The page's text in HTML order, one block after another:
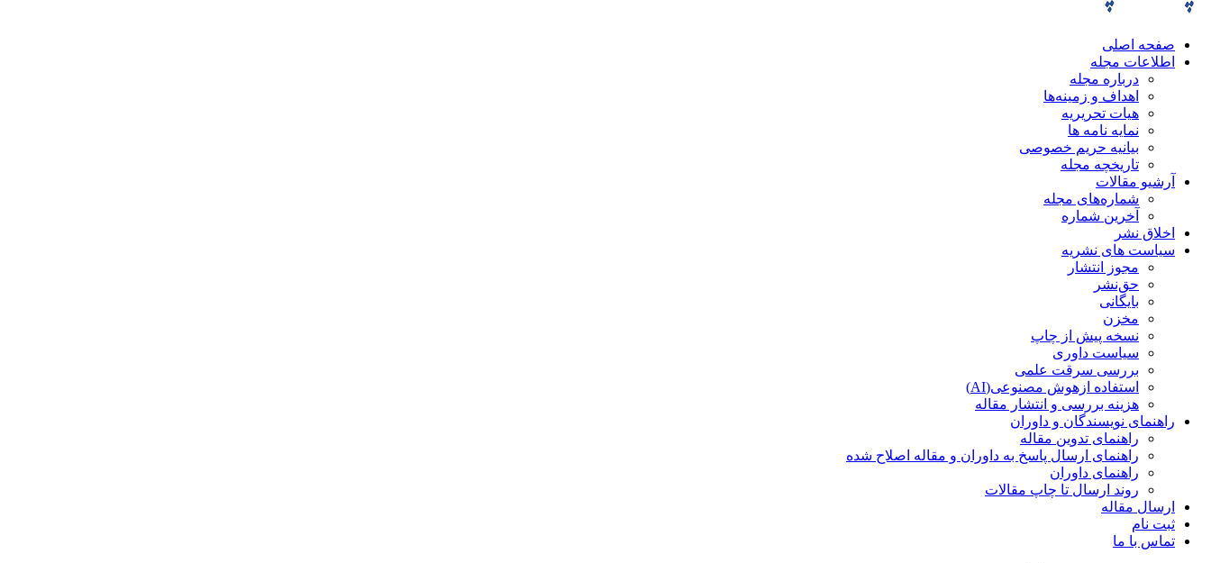
صفحه اصلی
اطلاعات مجله
درباره مجله
اهداف و زمینه‌ها
هیات تحریریه
نمایه نامه ها
بیانیه حریم خصوصی
تاریخچه مجله
آرشیو مقالات
شماره‌های مجله
آخرین شماره
اخلاق نشر
سیاست های نشریه
مجوز انتشار
حق‌نشر
بایگانی
مخزن
نسخه پیش از چاپ
سیاست داوری
بررسی سرقت علمی
استفاده ازهوش مصنوعی(AI)
هزینه بررسی و انتشار مقاله
راهنمای نویسندگان و داوران
راهنمای تدوین مقاله
راهنمای ارسال پاسخ به داوران و مقاله اصلاح شده
راهنمای داوران
روند ارسال تا چاپ مقالات
ارسال مقاله
ثبت نام
تماس با ما